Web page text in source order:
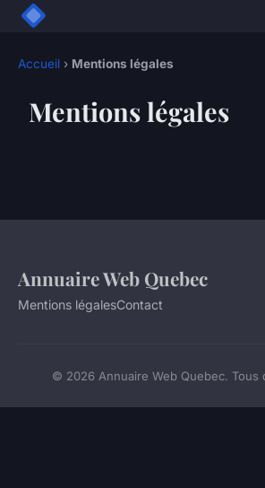
Accueil › Mentions légales
Mentions légales
Annuaire Web Quebec
Mentions légalesContact
© 2026 Annuaire Web Quebec. Tous